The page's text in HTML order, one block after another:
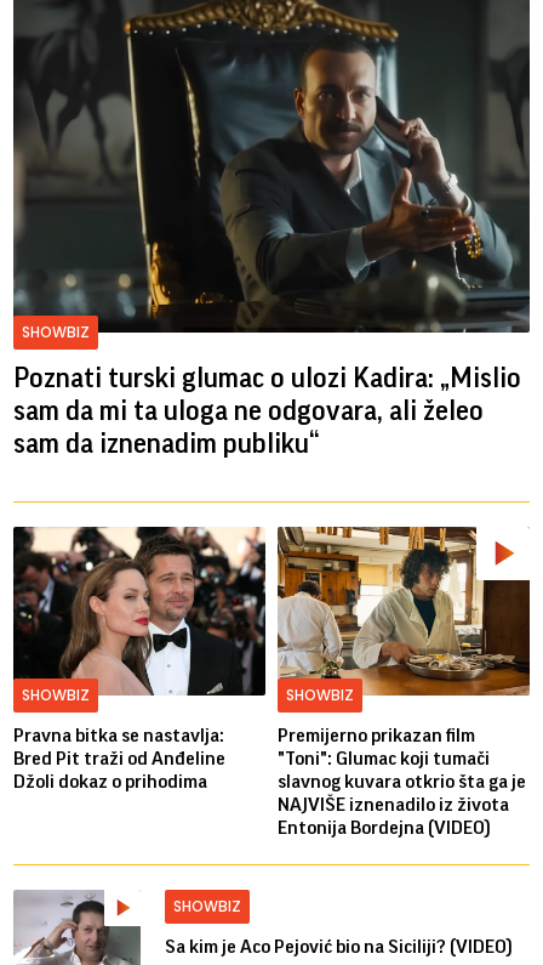
SHOWBIZ
Poznati turski glumac o ulozi Kadira: „Mislio
sam da mi ta uloga ne odgovara, ali želeo
sam da iznenadim publiku“
SHOWBIZ
Pravna bitka se nastavlja:
Bred ​​Pit traži od Anđeline
Džoli dokaz o prihodima
SHOWBIZ
Premijerno prikazan film
"Toni": Glumac koji tumači
slavnog kuvara otkrio šta ga je
NAJVIŠE iznenadilo iz života
Entonija Bordejna (VIDEO)
SHOWBIZ
Sa kim je Aco Pejović bio na Siciliji? (VIDEO)